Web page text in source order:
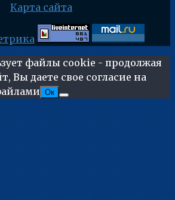
Карта сайта
файлы cookie - продолжая
Вы даете свое согласие на
Ок